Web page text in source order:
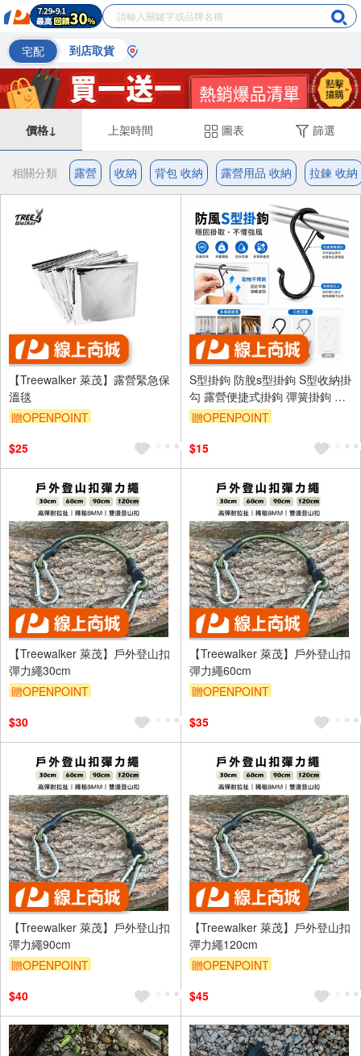
宅配 到店取貨
價格↓ 上架時間 圖表 篩選
相關分類 露營 收納 背包 收納 露營用品 收納 拉鍊 收納
【Treewalker 萊茂】露營緊急保
溫毯
贈OPENPOINT
$25
S型掛鉤 防脫s型掛鉤 S型收納掛
勾 露營便捷式掛鉤 彈簧掛鉤 曬
衣桿掛勾 衣櫃掛勾 廚房衛浴室
贈OPENPOINT
$15
【Treewalker 萊茂】戶外登山扣
彈力繩30cm
贈OPENPOINT
$30
【Treewalker 萊茂】戶外登山扣
彈力繩60cm
贈OPENPOINT
$35
【Treewalker 萊茂】戶外登山扣
彈力繩90cm
贈OPENPOINT
$40
【Treewalker 萊茂】戶外登山扣
彈力繩120cm
贈OPENPOINT
$45